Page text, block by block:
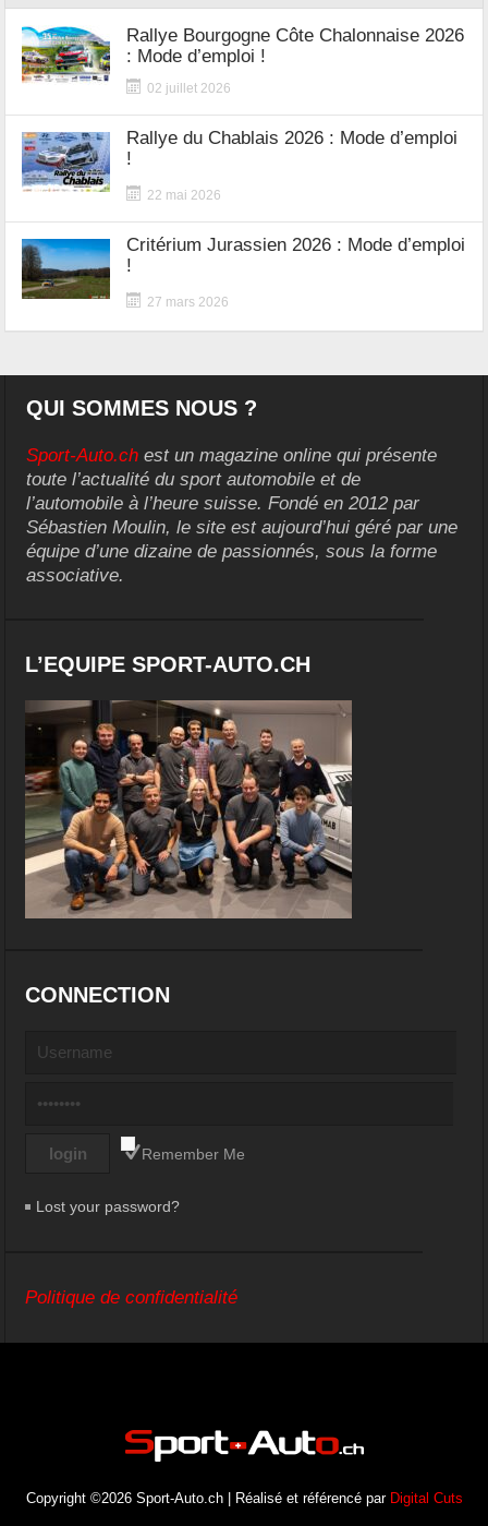
Rallye Bourgogne Côte Chalonnaise 2026
: Mode d’emploi !
02 juillet 2026
Rallye du Chablais 2026 : Mode d’emploi
!
22 mai 2026
Critérium Jurassien 2026 : Mode d’emploi
!
27 mars 2026
QUI SOMMES NOUS ?
Sport-Auto.ch est un magazine online qui présente
toute l’actualité du sport automobile et de
l’automobile à l’heure suisse. Fondé en 2012 par
Sébastien Moulin, le site est aujourd’hui géré par une
équipe d’une dizaine de passionnés, sous la forme
associative.
L’EQUIPE SPORT-AUTO.CH
CONNECTION
Remember Me
Lost your password?
Politique de confidentialité
Copyright ©2026 Sport-Auto.ch | Réalisé et référencé par Digital Cuts